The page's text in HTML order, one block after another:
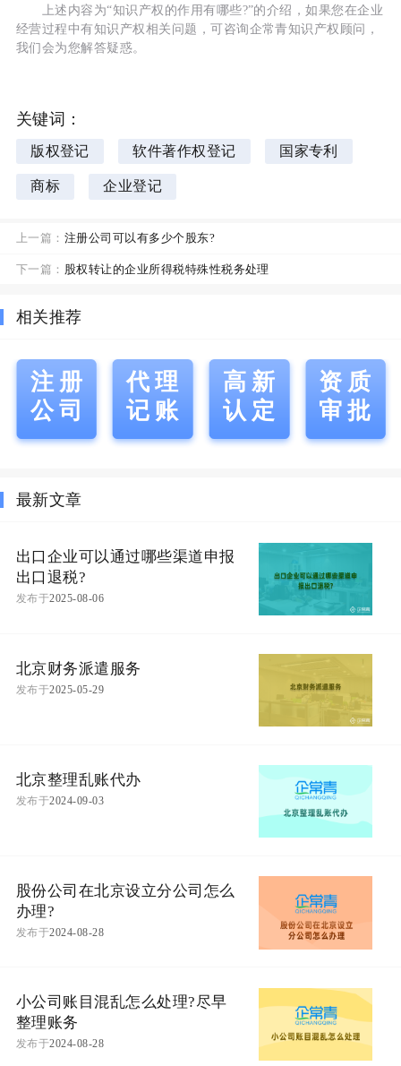
上述内容为“知识产权的作用有哪些?”的介绍，如果您在企业
经营过程中有知识产权相关问题，可咨询企常青知识产权顾问，
我们会为您解答疑惑。
关键词：
版权登记 软件著作权登记 国家专利
商标 企业登记
上一篇： 注册公司可以有多少个股东?
下一篇： 股权转让的企业所得税特殊性税务处理
相关推荐
注册
公司
代理
记账
高新
认定
资质
审批
最新文章
出口企业可以通过哪些渠道申报
出口退税?
发布于2025-08-06
北京财务派遣服务
发布于2025-05-29
北京整理乱账代办
发布于2024-09-03
股份公司在北京设立分公司怎么
办理?
发布于2024-08-28
小公司账目混乱怎么处理?尽早
整理账务
发布于2024-08-28